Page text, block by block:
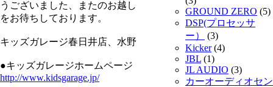
うございました、またのお越し
をお待ちしております。
キッズガレージ春日井店、水野
●キッズガレージホームページ
http://www.kidsgarage.jp/
GROUND ZERO (5)
DSP(プロセッサ
ー）
(3)
Kicker(4)
JBL (1)
JL AUDIO (3)
カーオーディオセン